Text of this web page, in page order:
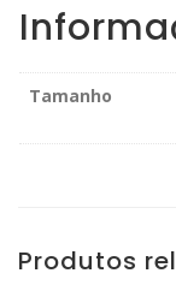
Tamanho
Produtos